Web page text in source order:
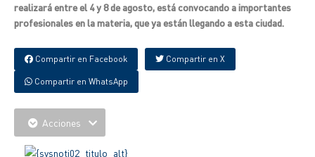
realizará entre el 4 y 8 de agosto, está convocando a importantes
profesionales en la materia, que ya están llegando a esta ciudad.
Compartir en Facebook Compartir en X
Compartir en WhatsApp
Acciones